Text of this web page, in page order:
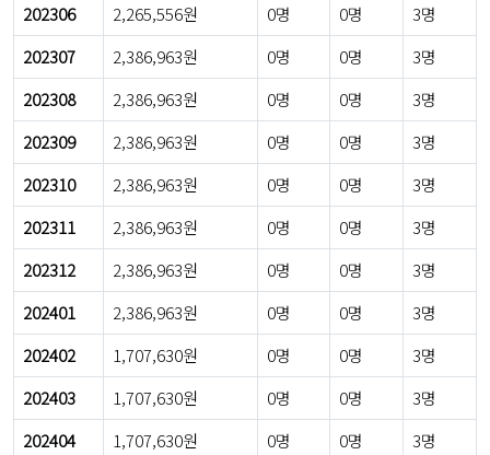
202306
2,265,556원 0명 0명
3명
202307
2,386,963원 0명 0명
3명
202308
2,386,963원 0명 0명
3명
202309
2,386,963원 0명 0명
3명
202310
2,386,963원 0명 0명
3명
202311
2,386,963원 0명 0명
3명
202312
2,386,963원 0명 0명
3명
202401
2,386,963원 0명 0명
3명
202402
1,707,630원 0명 0명
3명
202403
1,707,630원 0명 0명
3명
202404
1,707,630원 0명 0명
3명